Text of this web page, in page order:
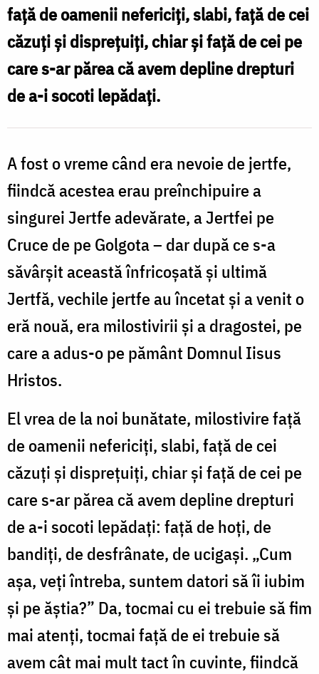
de
iubirea
atât
mai
mult
cei
bolnavi
duhul
/
Foto:
Crina
Zamfirescu
față de oamenii nefericiți, slabi, față de cei
căzuți și disprețuiți, chiar și față de cei pe
care s-ar părea că avem depline drepturi
de a-i socoti lepădați.
A fost o vreme când era nevoie de jertfe,
fiindcă acestea erau preînchipuire a
singurei Jertfe adevărate, a Jertfei pe
Cruce de pe Golgota – dar după ce s-a
săvârșit această înfricoșată și ultimă
Jertfă, vechile jertfe au încetat și a venit o
eră nouă, era milostivirii și a dragostei, pe
care a adus-o pe pământ Domnul Iisus
Hristos.
El vrea de la noi bunătate, milostivire față
de oamenii nefericiți, slabi, față de cei
căzuți și disprețuiți, chiar și față de cei pe
care s-ar părea că avem depline drepturi
de a-i socoti lepădați: față de hoți, de
bandiți, de desfrânate, de ucigași. „Cum
așa, veți întreba, suntem datori să îi iubim
și pe ăștia?” Da, tocmai cu ei trebuie să fim
mai atenți, tocmai față de ei trebuie să
avem cât mai mult tact în cuvinte, fiindcă